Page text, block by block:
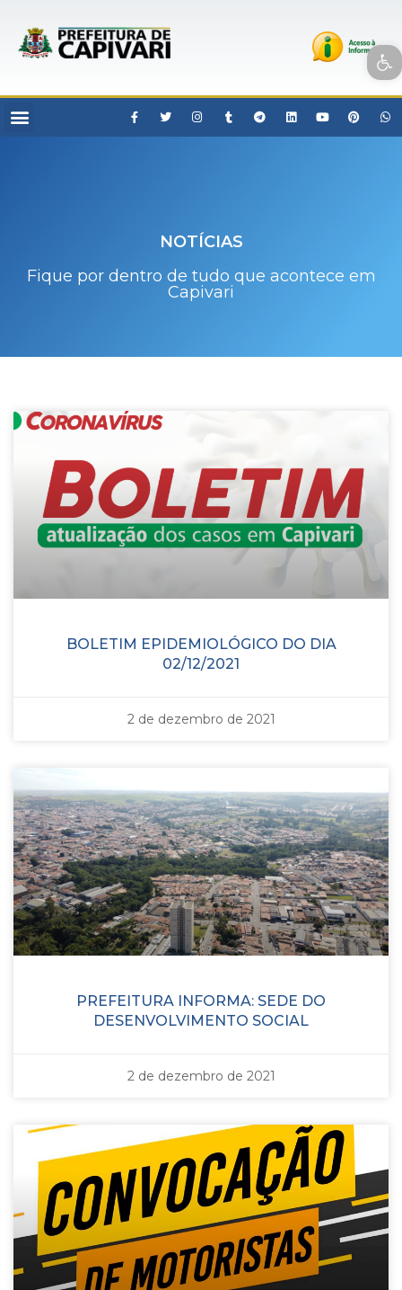
Open toolbar
NOTÍCIAS
Fique por dentro de tudo que acontece em
Capivari
BOLETIM EPIDEMIOLÓGICO DO DIA
02/12/2021
2 de dezembro de 2021
PREFEITURA INFORMA: SEDE DO
DESENVOLVIMENTO SOCIAL
2 de dezembro de 2021